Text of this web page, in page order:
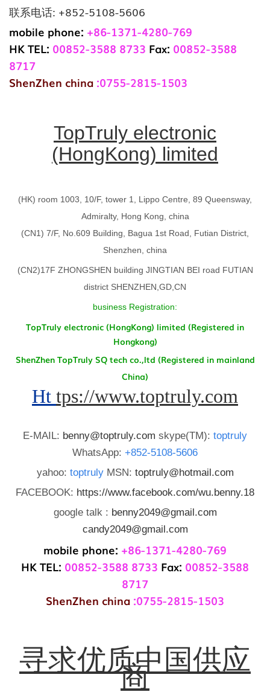
联系电话: +852-5108-5606
mobile phone: +86-1371-4280-769
HK TEL: 00852-3588 8733 Fax: 00852-3588
8717
ShenZhen china :0755-2815-1503
TopTruly electronic
(HongKong) limited
(HK) room 1003, 10/F, tower 1, Lippo Centre, 89 Queensway,
Admiralty, Hong Kong, china
(CN1) 7/F, No.609 Building, Bagua 1st Road, Futian District,
Shenzhen, china
(CN2)17F ZHONGSHEN building JINGTIAN BEI road FUTIAN
district SHENZHEN,GD,CN
business Registration:
TopTruly electronic (HongKong) limited (Registered in
Hongkong)
ShenZhen TopTruly SQ tech co.,ltd (Registered in mainland
China)
Ht tps://www.toptruly.com
E-MAIL: benny@toptruly.com skype(TM): toptruly
WhatsApp: +852-5108-5606
yahoo: toptruly MSN: toptruly@hotmail.com
FACEBOOK: https://www.facebook.com/wu.benny.18
google talk : benny2049@gmail.com
candy2049@gmail.com
mobile phone: +86-1371-4280-769
HK TEL: 00852-3588 8733 Fax: 00852-3588
8717
ShenZhen china :0755-2815-1503
寻求优质中国供应
商